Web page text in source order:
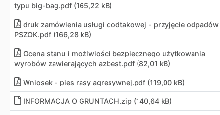
typu big-bag.pdf (165,22 kB)
druk zamówienia usługi dodtakowej - przyjęcie
PSZOK.pdf (166,28 kB)
Ocena stanu i możlwiości bezpiecznego użytkowania
wyrobów zawierających azbest.pdf (82,01 kB)
Wniosek - pies rasy agresywnej.pdf (119,00 kB)
INFORMACJA O GRUNTACH.zip (140,64 kB)